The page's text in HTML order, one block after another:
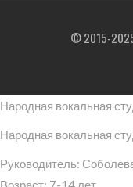
© 2015-
Народная вокальная
Народная вокальная
Руководитель: